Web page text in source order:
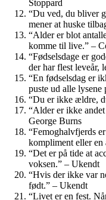
Stoppard
“Du ved, du bliver
mener at huske
“Alder er blot
komme til live.” –
“Fødselsdage er
der har flest leveår,
“En fødselsdag er
puste ud alle lysene
“Du er ikke ældre,
“Alder er ikke
George Burns
“Femoghalvfjerds
kompliment eller en
“Det er på tide at
voksen.” – Ukendt
“Hvis der ikke var
født.” – Ukendt
“Livet er en fest.